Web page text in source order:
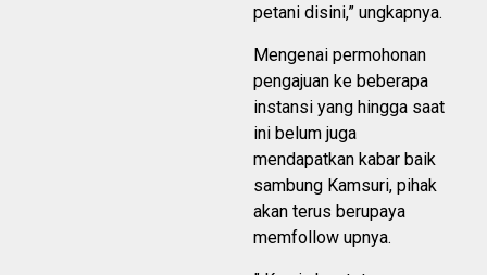
petani disini,” ungkapnya.
Mengenai permohonan
pengajuan ke beberapa
instansi yang hingga saat
ini belum juga
mendapatkan kabar baik
sambung Kamsuri, pihak
akan terus berupaya
memfollow upnya.